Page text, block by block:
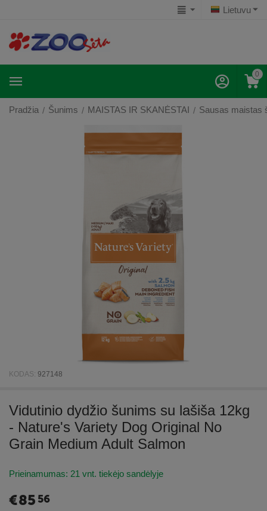
Lietuvu
0
Pradžia / Šunims / MAISTAS IR SKANĖSTAI / Sausas maistas
KODAS: 927148
Vidutinio dydžio šunims su lašiša 12kg
- Nature's Variety Dog Original No
Grain Medium Adult Salmon
Prieinamumas: 21 vnt. tiekėjo sandėlyje
€85 56